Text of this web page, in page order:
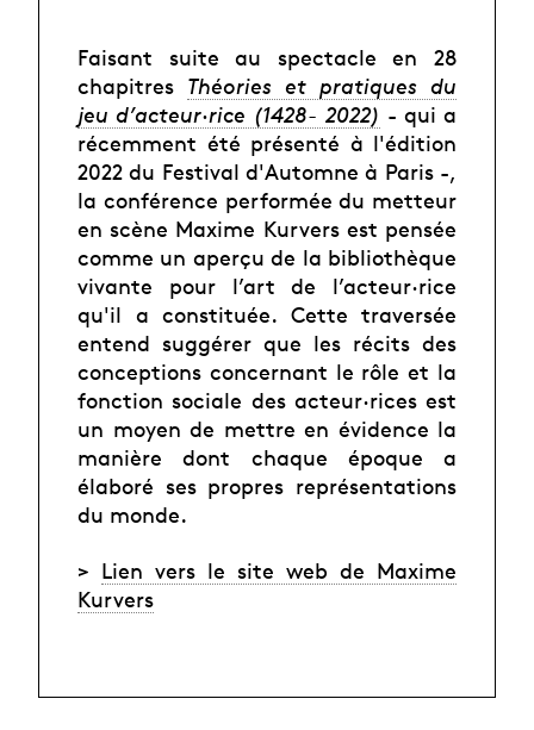
Faisant suite au spectacle en 28
chapitres Théories et pratiques du
jeu d’acteur·rice (1428- 2022) - qui a
récemment été présenté à l'édition
2022 du Festival d'Automne à Paris -,
la conférence performée du metteur
en scène Maxime Kurvers est pensée
comme un aperçu de la bibliothèque
vivante pour l’art de l’acteur·rice
qu'il a constituée. Cette traversée
entend suggérer que les récits des
conceptions concernant le rôle et la
fonction sociale des acteur·rices est
un moyen de mettre en évidence la
manière dont chaque époque a
élaboré ses propres représentations
du monde.
> Lien vers le site web de Maxime
Kurvers